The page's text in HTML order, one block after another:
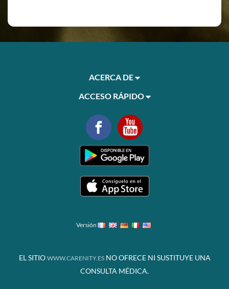
ACERCA DE
ACCESO RÁPIDO
Versión
EL SITIO WWW.CARENITY.ESNO OFRECE NI SUSTITUYE UNA
CONSULTA MÉDICA.